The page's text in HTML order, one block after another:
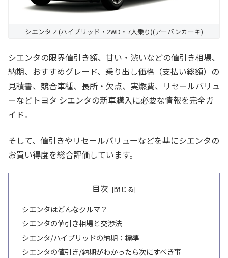
シエンタ Z (ハイブリッド・2WD・7人乗り)(アーバンカーキ)
シエンタの限界値引き額、甘い・渋いなどの値引き相場、
納期、おすすめグレード、乗り出し価格（支払い総額）の
見積書、競合車種、長所・欠点、実燃費、リセールバリュ
ーなどトヨタ シエンタの新車購入に必要な情報を完全ガ
イド。
そして、値引きやリセールバリューなどを基にシエンタの
お買い得度を総合評価しています。
目次
シエンタはどんなクルマ？
シエンタの値引き相場と交渉法
シエンタ/ハイブリッドの納期：標準
シエンタの値引き/納期がわかったら次にすべき事